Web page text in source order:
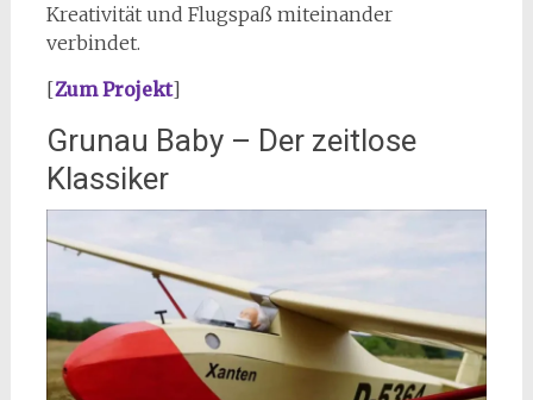
Kreativität und Flugspaß miteinander
verbindet.
[Zum Projekt]
Grunau Baby – Der zeitlose
Klassiker